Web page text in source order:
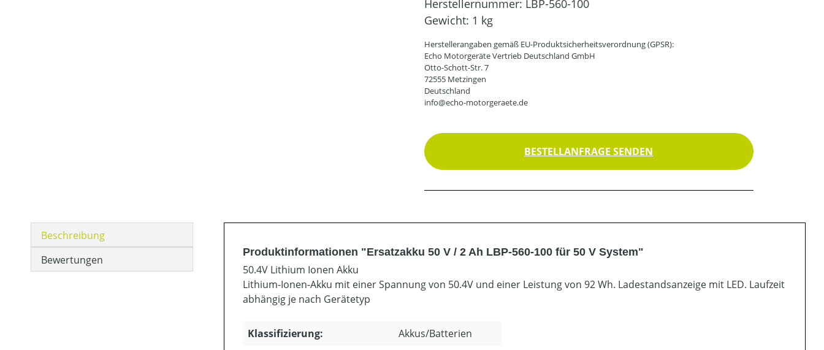
Herstellernummer: LBP-560-100
Gewicht: 1 kg
Herstellerangaben gemäß EU-Produktsicherheitsverordnung (GPSR):
Echo Motorgeräte Vertrieb Deutschland GmbH
Otto-Schott-Str. 7
72555 Metzingen
Deutschland
info@echo-motorgeraete.de
BESTELLANFRAGE SENDEN
Beschreibung
Bewertungen
Produktinformationen "Ersatzakku 50 V / 2 Ah LBP-560-100 für 50 V System"
50.4V Lithium Ionen Akku
Lithium-Ionen-Akku mit einer Spannung von 50.4V und einer Leistung von 92 Wh. Ladestandsanzeige mit LED. Laufzeit
abhängig je nach Gerätetyp
Klassifizierung:
Akkus/Batterien